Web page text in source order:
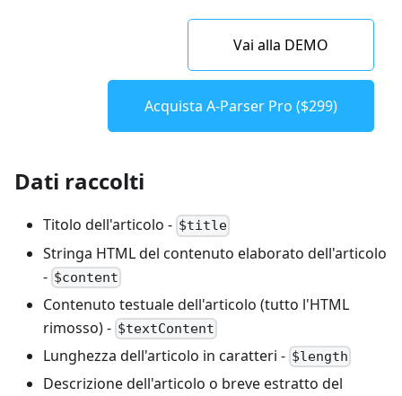
Vai alla DEMO
Acquista A-Parser Pro ($299)
Dati raccolti
Titolo dell'articolo - $title
Stringa HTML del contenuto elaborato dell'articolo
- $content
Contenuto testuale dell'articolo (tutto l'HTML
rimosso) - $textContent
Lunghezza dell'articolo in caratteri - $length
Descrizione dell'articolo o breve estratto del